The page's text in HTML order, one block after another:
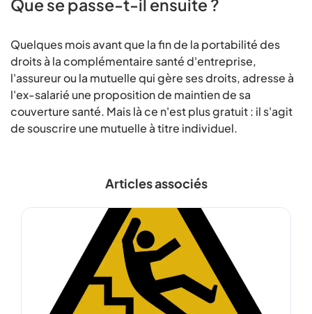
Que se passe-t-il ensuite ?
Quelques mois avant que la fin de la portabilité des
droits à la complémentaire santé d'entreprise,
l'assureur ou la mutuelle qui gère ses droits, adresse à
l'ex-salarié une proposition de maintien de sa
couverture santé. Mais là ce n'est plus gratuit : il s'agit
de souscrire une mutuelle à titre individuel.
Articles associés